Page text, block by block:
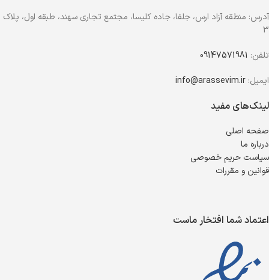
آدرس: منطقه آزاد ارس، جلفا، جاده کلیسا، مجتمع تجاری سهند، طبقه اول، پلاک
3
تلفن: 09147571981
ایمیل: info@arassevim.ir
لینک‌های مفید
صفحه اصلی
درباره ما
سیاست حریم خصوصی
قوانین و مقررات
اعتماد شما افتخار ماست